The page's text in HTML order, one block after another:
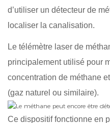
d’utiliser un détecteur de
localiser la canalisation.
Le télémètre laser de
principalement utilisé pour
concentration de méthane
(gaz naturel ou similaire).
Ce dispositif fonctionne en